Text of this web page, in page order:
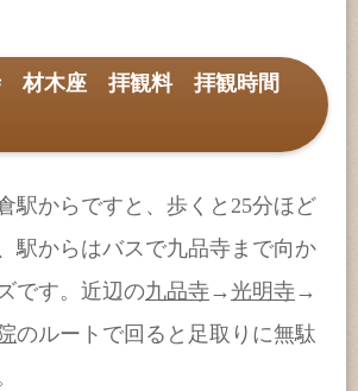
材木座 拝観料 拝観時間
駅からですと、歩くと25分ほど
駅からはバスで九品寺まで向か
です。近辺の九品寺→光明寺→
のルートで回ると足取りに無駄